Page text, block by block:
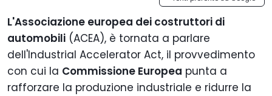
L'Associazione europea dei costruttori di
automobili (ACEA), è tornata a parlare
dell'Industrial Accelerator Act, il provvedimento
con cui la Commissione Europea punta a
rafforzare la produzione industriale e ridurre la